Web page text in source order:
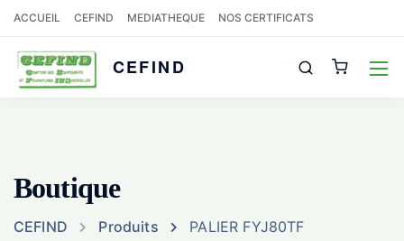
ACCUEIL CEFIND MEDIATHEQUE NOS CERTIFICATS
CEFIND
Boutique
CEFIND Produits PALIER FYJ80TF